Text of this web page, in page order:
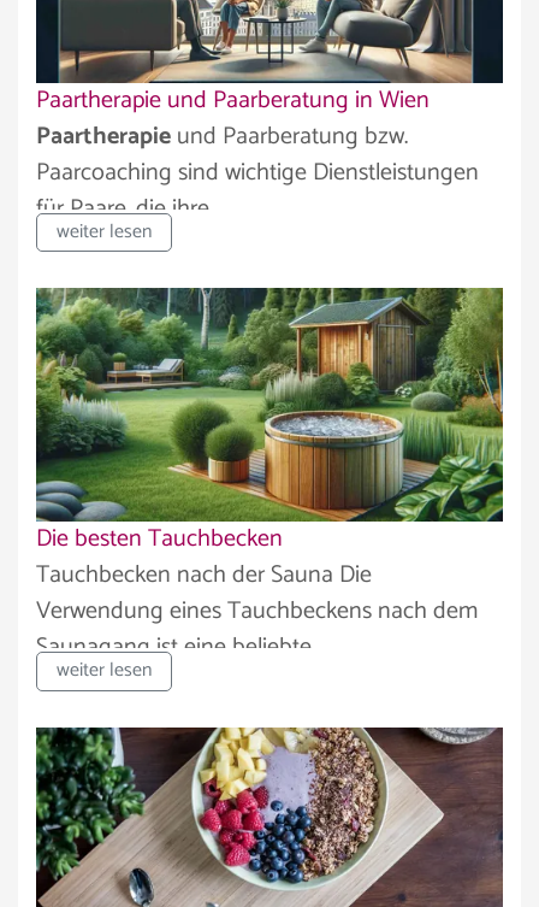
Paartherapie und Paarberatung in Wien
Paartherapieund Paarberatung bzw.
Paarcoaching sind wichtige Dienstleistungen
für Paare, die ihre...
weiter lesen
Die besten Tauchbecken
Tauchbecken nach der Sauna Die
Verwendung eines Tauchbeckens nach dem
Saunagang ist eine beliebte...
weiter lesen